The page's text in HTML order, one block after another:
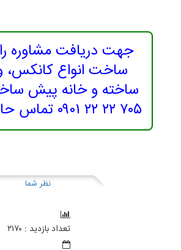
جهت دریافت مشاوره
ساخت انواع کانکس،
ساخته و خانه پیش
۷۰۵ ۲۲ ۲۲ ۰۹۰۱ تماس حاصل نمایید.
نظر شما
تعداد بازدید : ۲۱۷۰